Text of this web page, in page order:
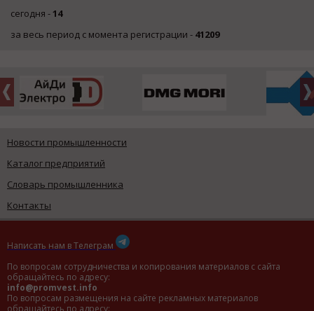
сегодня -14
за весь период с момента регистрации - 41209
Новости промышленности
Каталог предприятий
Словарь промышленника
Контакты
Написать нам в Телеграм
По вопросам сотрудничества и копирования материалов с сайта
обращайтесь по адресу:
info@promvest.info
По вопросам размещения на сайте рекламных материалов